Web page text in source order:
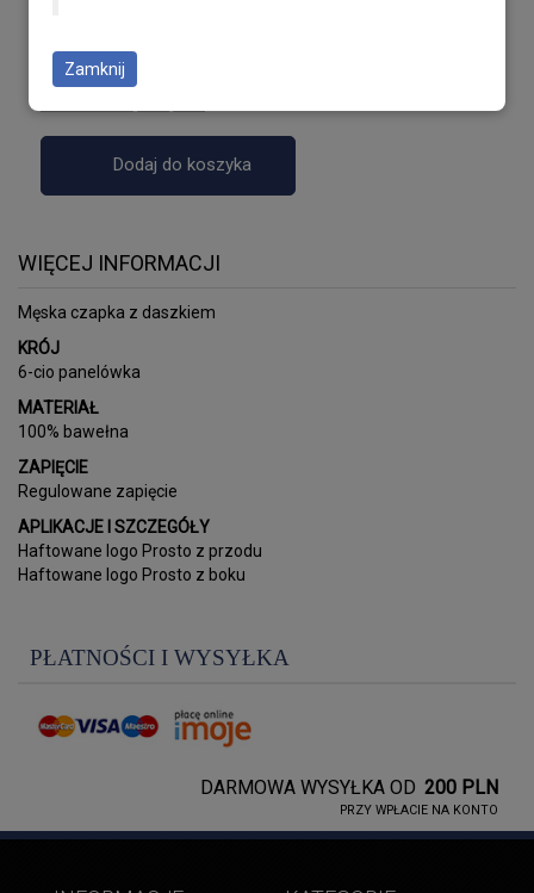
Zamknij
Ilość
Dodaj do koszyka
WIĘCEJ INFORMACJI
Męska czapka z daszkiem
KRÓJ
6-cio panelówka
MATERIAŁ
100% bawełna
ZAPIĘCIE
Regulowane zapięcie
APLIKACJE I SZCZEGÓŁY
Haftowane logo Prosto z przodu
Haftowane logo Prosto z boku
PŁATNOŚCI I WYSYŁKA
DARMOWA WYSYŁKA OD 200 PLN
PRZY WPŁACIE NA KONTO